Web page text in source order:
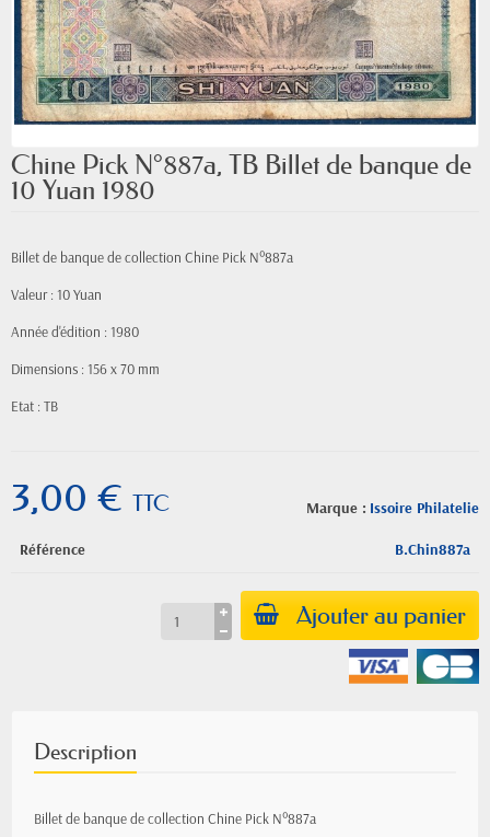
Chine Pick N°887a, TB Billet de banque de
10 Yuan 1980
Billet de banque de collection Chine Pick N°887a
Valeur : 10 Yuan
Année d'édition : 1980
Dimensions : 156 x 70 mm
Etat : TB
Marque : Issoire Philatelie
3,00 € TTC
Référence B.Chin887a
Ajouter au panier
Description
Billet de banque de collection Chine Pick N°887a